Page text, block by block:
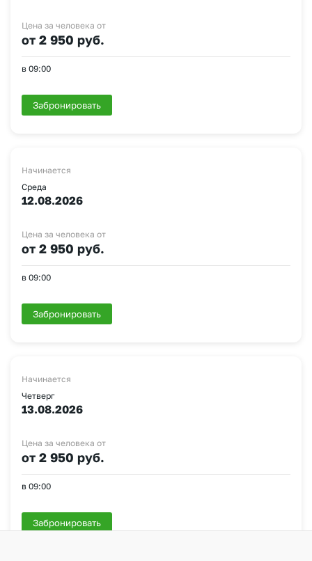
Цена за человека от
от 2 950 руб.
в 09:00
Забронировать
Начинается
Среда
12.08.2026
Цена за человека от
от 2 950 руб.
в 09:00
Забронировать
Начинается
Четверг
13.08.2026
Цена за человека от
от 2 950 руб.
в 09:00
Забронировать